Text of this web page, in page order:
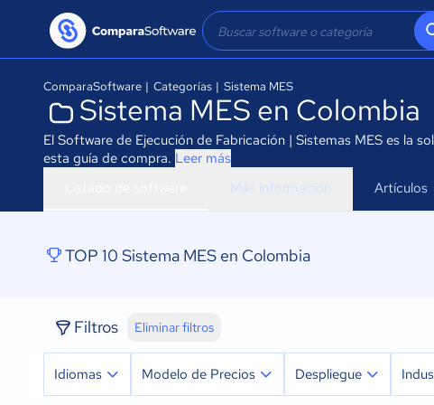
ComparaSoftware | Categorías | Sistema MES
Sistema MES en Colombia
El Software de Ejecución de Fabricación | Sistemas MES es la
esta guía de compra. Leer más
Más información Artículos
TOP 10 Sistema MES en Colombia
Filtros Eliminar filtros
Idiomas Modelo de Precios Despliegue